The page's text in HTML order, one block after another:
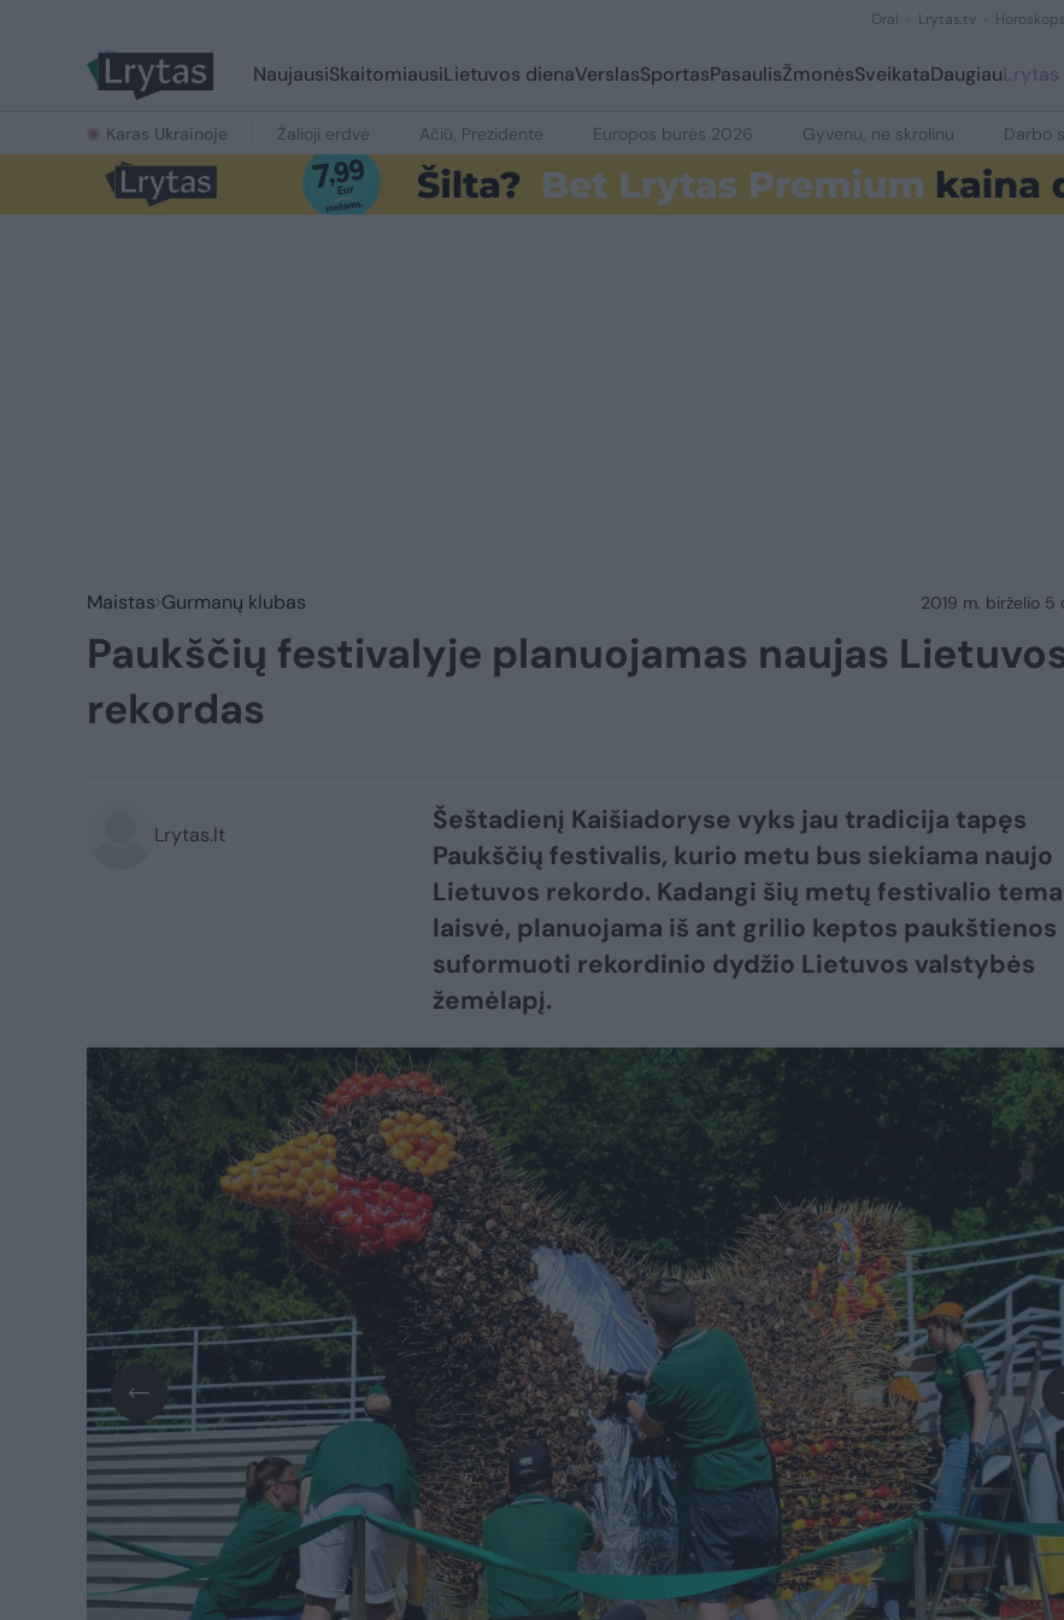
Orai Lrytas.tv
NaujausiSkaitomiausiLietuvos dienaVerslasSportasPasaulisŽmonėsSveikataDaugiauLrytas
Karas Ukrainoje Žalioji erdvė Ačiū, Prezidente Europos burės 2026 Gyvenu, ne skrolinu Darbo
Maistas Gurmanų klubas 2019 m. birželio 5
Paukščių festivalyje planuojamas naujas
rekordas
Lrytas.lt
Šeštadienį Kaišiadoryse vyks jau tradicija tapęs
Paukščių festivalis, kurio metu bus siekiama naujo
Lietuvos rekordo. Kadangi šių metų festivalio
laisvė, planuojama iš ant grilio keptos paukštienos
suformuoti rekordinio dydžio Lietuvos valstybės
žemėlapį.